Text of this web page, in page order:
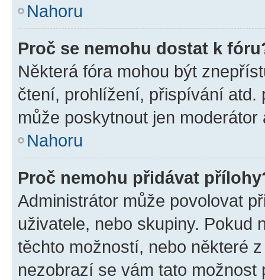
Nahoru
Proč se nemohu dostat k
Některá fóra mohou být
čtení, prohlížení, přispívání atd.
může poskytnout jen
Nahoru
Proč nemohu přidávat
Administrátor může povolovat
uživatele, nebo skupiny. Pokud
těchto možností, nebo některé
nezobrazí se vám tato